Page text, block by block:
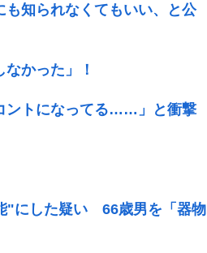
知られなくてもいい、と公
かった」！
ントになってる……」と衝撃
"にした疑い 66歳男を「器物